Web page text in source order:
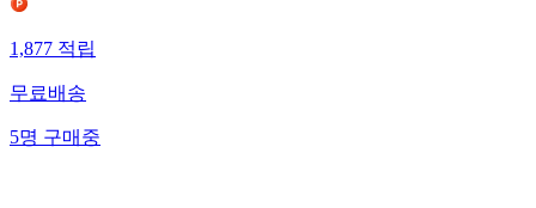
1,877적립
무료배송
5명구매중